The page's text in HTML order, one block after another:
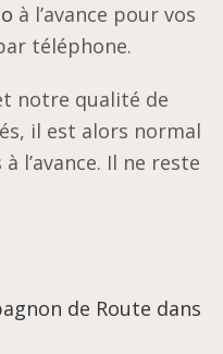
à l’avance pour vos
téléphone.
notre qualité de
il est alors normal
l’avance. Il ne reste
de Route dans